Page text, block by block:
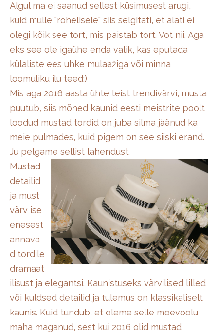
Algul ma ei saanud sellest küsimusest arugi,
kuid mulle "rohelisele" siis selgitati, et alati ei
olegi kõik see tort, mis paistab tort. Vot nii. Aga
eks see ole igaühe enda valik, kas eputada
külaliste ees uhke mulaažiga või minna
loomuliku ilu teed:)
Mis aga 2016 aasta ühte teist trendivärvi, musta
puutub, siis mõned kaunid eesti meistrite poolt
loodud mustad tordid on juba silma jäänud ka
meie pulmades, kuid pigem on see siiski erand.
Ju pelgame sellist lahendust.
Mustad
detailid
ja must
värv ise
enesest
annava
d tordile
dramaat
ilisust ja elegantsi. Kaunistuseks värvilised lilled
või kuldsed detailid ja tulemus on klassikaliselt
kaunis. Kuid tundub, et oleme selle moevoolu
maha maganud, sest kui 2016 olid mustad